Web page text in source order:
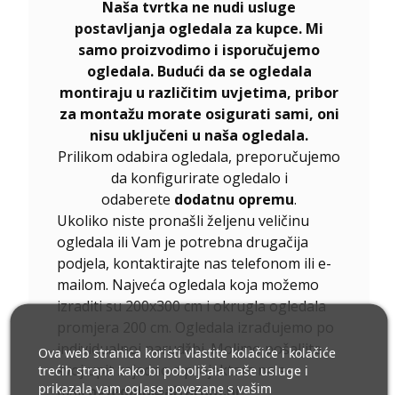
Naša tvrtka ne nudi usluge
postavljanja ogledala za kupce. Mi
samo proizvodimo i isporučujemo
ogledala. Budući da se ogledala
montiraju u različitim uvjetima, pribor
za montažu morate osigurati sami, oni
nisu uključeni u naša ogledala.
Prilikom odabira ogledala, preporučujemo
da konfigurirate ogledalo i
odaberete dodatnu opremu.
Ukoliko niste pronašli željenu veličinu
ogledala ili Vam je potrebna drugačija
podjela, kontaktirajte nas telefonom ili e-
mailom. Najveća ogledala koja možemo
izraditi su 200x300 cm i okrugla ogledala
individualnoj narudžbi. Molimo pošaljite
svoj upit zajedno s projektom na e-
Ova web stranica koristi vlastite kolačiće i kolačiće
trećih strana kako bi poboljšala naše usluge i
prikazala vam oglase povezane s vašim